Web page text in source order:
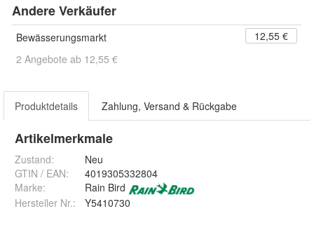
Andere Verkäufer
Bewässerungsmarkt
12,55 €
2 Angebote ab 12,55 €
Produktdetails Zahlung, Versand & Rückgabe
Artikelmerkmale
Zustand:
Neu
GTIN / EAN:
4019305332804
Marke:
Rain Bird
Hersteller Nr.:
Y5410730